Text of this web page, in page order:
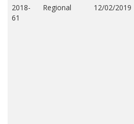
2018-
61
Regional 12/02/2019